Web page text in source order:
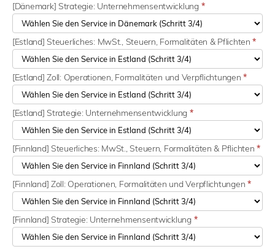
[Dänemark] Strategie: Unternehmensentwicklung *
[Estland] Steuerliches: MwSt., Steuern, Formalitäten & Pflichten*
[Estland] Zoll: Operationen, Formalitäten und Verpflichtungen*
[Estland] Strategie: Unternehmensentwicklung *
[Finnland] Steuerliches: MwSt., Steuern, Formalitäten & Pflichten*
[Finnland] Zoll: Operationen, Formalitäten und Verpflichtungen *
[Finnland] Strategie: Unternehmensentwicklung *